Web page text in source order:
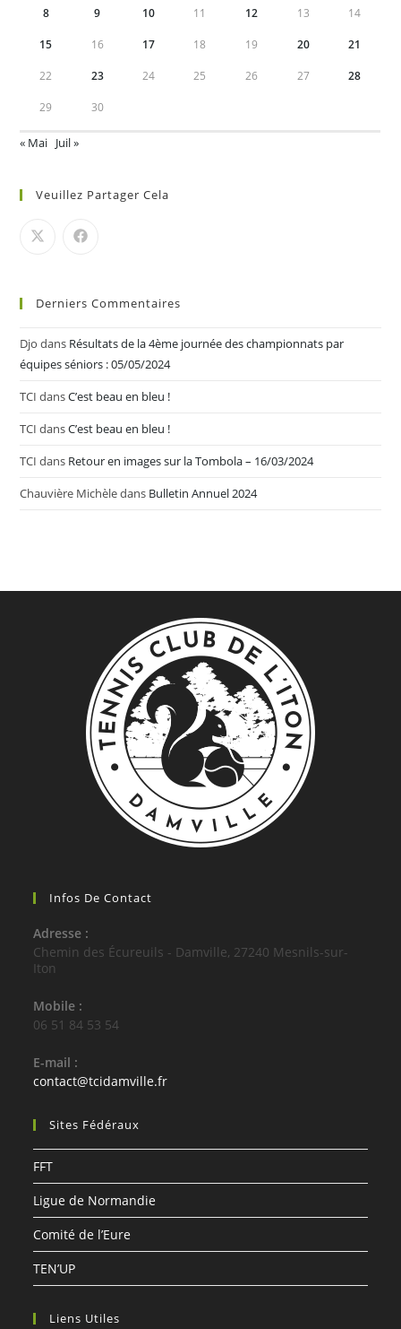
8 9 10 11 12 13 14
15 16 17 18 19 20 21
22 23 24 25 26 27 28
29 30
« Mai Juil »
Veuillez Partager Cela
Derniers Commentaires
Djo dans Résultats de la 4ème journée des championnats par
équipes séniors : 05/05/2024
TCI dansC’est beau en bleu !
TCI dansC’est beau en bleu !
TCI dans Retour en images sur la Tombola – 16/03/2024
Chauvière Michèledans Bulletin Annuel 2024
Infos De Contact
Adresse :
Chemin des Écureuils - Damville, 27240 Mesnils-sur-
Iton
Mobile :
06 51 84 53 54
E-mail :
contact@tcidamville.frS’ouvre
Sites Fédéraux
FFT
Ligue de Normandie
Comité de l’Eure
TEN’UP
Liens Utiles